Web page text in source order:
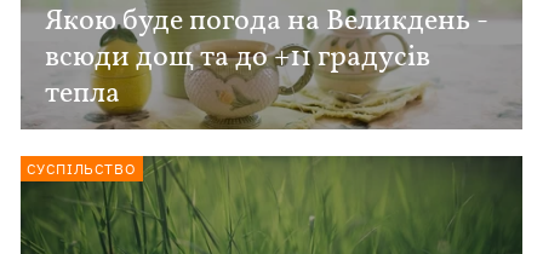
Якою буде погода на Великдень -
всюди дощ та до +11 градусів
тепла
СУСПІЛЬСТВО